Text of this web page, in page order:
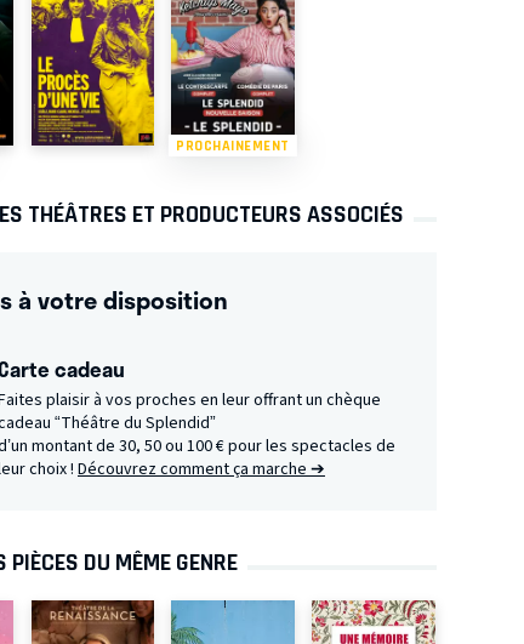
PROCHAINEMENT
THÉÂTRES ET PRODUCTEURS ASSOCIÉS
à votre disposition
cadeau
plaisir à vos proches en leur offrant un chèque
“Théâtre du Splendid”
montant de 30, 50 ou 100 € pour les spectacles de
choix ! Découvrez comment ça marche ➔
PIÈCES DU MÊME GENRE